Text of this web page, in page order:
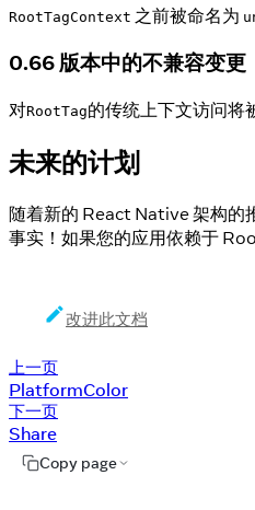
RootTagContext 之前被命名为
0.66 版本中的不兼容变更
对RootTag的传统上下文访问将
未来的计划
随着新的 React Native 架构的
事实！如果您的应用依赖于
改进此文档
上一页
PlatformColor
下一页
Share
Copy page